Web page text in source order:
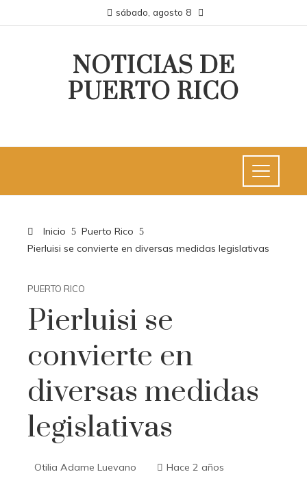
sábado, agosto 8
NOTICIAS DE
PUERTO RICO
Inicio
Puerto Rico
Pierluisi se convierte en diversas medidas legislativas
PUERTO RICO
Pierluisi se
convierte en
diversas medidas
legislativas
Otilia Adame Luevano Hace 2 años